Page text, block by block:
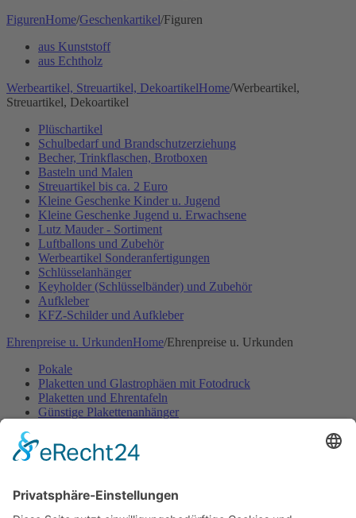
FigurenHome/Geschenkartikel/Figuren
aus Kunststoff
aus Echtholz
Werbeartikel, Streuartikel, DekoartikelHome/Werbeartikel,
Streuartikel, Dekoartikel
Plüschartikel
Schulbedarf und Brandschutzerziehung
Becher, Trinkflaschen, Brotboxen
Basteln und Malen
Streuartikel bis ca. 2 Euro
Kleine Geschenke Kinder u. Jugend
Kleine Geschenke Jugend u. Erwachsene
Lutz Mauder - Sortiment
Luftballons und Zubehör
Werbeartikel Sonderanfertigungen
Schlüsselanhänger
Keyholder (Schlüsselbänder) und Zubehör
Aufkleber
KFZ-Schilder und Aufkleber
Ehrenpreise u. UrkundenHome/Ehrenpreise u. Urkunden
Pokale
Plaketten und Glastrophäen mit Fotodruck
Plaketten und Ehrentafeln
Günstige Plakettenanhänger
Ehrenpreisständer u. -figuren
Ehrenpreisständer Acryl GÜNSTIG
Urkunden-Sonderanfertigungen
Urkundenmappen und -rahmen